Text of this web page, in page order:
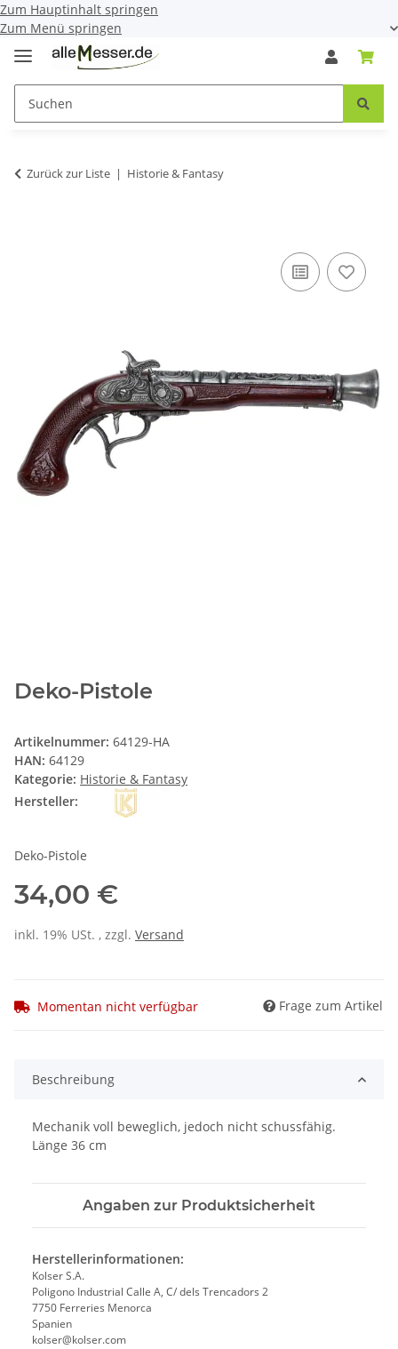
Zum Hauptinhalt springen
Zum Menü springen
Zurück zur Liste Historie & Fantasy
Deko-Pistole
Artikelnummer: 64129-HA
HAN: 64129
Kategorie: Historie & Fantasy
Hersteller:
Deko-Pistole
34,00 €
inkl. 19% USt. , zzgl. Versand
Momentan nicht verfügbar Frage zum Artikel
Beschreibung
Mechanik voll beweglich, jedoch nicht schussfähig.
Länge 36 cm
Angaben zur Produktsicherheit
Herstellerinformationen:
Kolser S.A.
Poligono Industrial Calle A, C/ dels Trencadors 2
7750 Ferreries Menorca
Spanien
kolser@kolser.com